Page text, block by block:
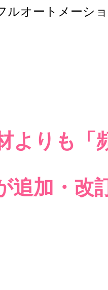
ルオートメーシ
よりも「
追加・改